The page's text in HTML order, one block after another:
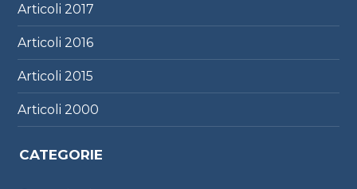
Articoli2017
Articoli2016
Articoli2015
Articoli2000
CATEGORIE